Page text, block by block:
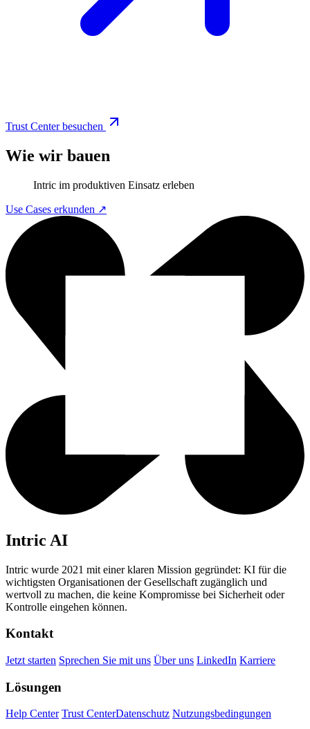
Trust Center besuchen
Wie wir bauen
Intric im produktiven Einsatz erleben
Use Cases erkunden ↗
Intric AI
Intric wurde 2021 mit einer klaren Mission gegründet: KI für die
wichtigsten Organisationen der Gesellschaft zugänglich und
wertvoll zu machen, die keine Kompromisse bei Sicherheit oder
Kontrolle eingehen können.
Kontakt
Jetzt starten Sprechen Sie mit uns Über uns LinkedIn Karriere
Lösungen
Help Center Trust CenterDatenschutz Nutzungsbedingungen